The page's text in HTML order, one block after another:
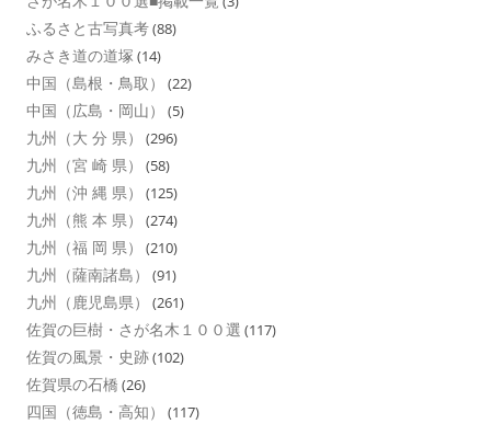
ふるさと古写真考(88)
みさき道の道塚 (14)
中国（島根・鳥取） (22)
中国（広島・岡山） (5)
九州（大 分 県） (296)
九州（宮 崎 県） (58)
九州（沖 縄 県） (125)
九州（熊 本 県） (274)
九州（福 岡 県） (210)
九州（薩南諸島） (91)
九州（鹿児島県） (261)
佐賀の巨樹・さが名木１００選 (117)
佐賀の風景・史跡(102)
佐賀県の石橋 (26)
四国（徳島・高知） (117)